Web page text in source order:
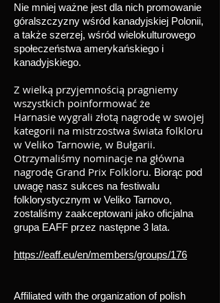
Nie mniej ważne jest dla nich promowanie
góralszczyzny wśród kanadyjskiej Polonii,
a także szerzej, wśród wielokulturowego
społeczeństwa amerykańskiego i
kanadyjskiego.
Z wielką przyjemnością pragniemy
wszystkich poinformować że
Harnasie wygrali złotą nagrodę w swojej
kategorii na mistrzostwa świata folkloru
w Veliko Tarnowie, w Bułgarii.
Otrzymaliśmy nominacje na główna
nagrodę Grand Prix Folkloru. Biorąc pod
uwagę nasz sukces na festiwalu
folklorystycznym w Veliko Tarnovo,
zostaliśmy zaakceptowani jako oficjalna
grupa EAFF przez następne 3 lata.
https://eaff.eu/en/members/groups/176
Affiliated with the organization of polish